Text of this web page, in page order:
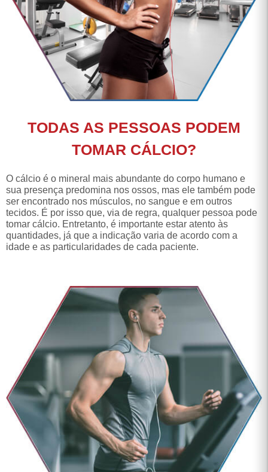
TODAS AS PESSOAS PODEM
TOMAR CÁLCIO?
O cálcio é o mineral mais abundante do corpo humano e
sua presença predomina nos ossos, mas ele também pode
ser encontrado nos músculos, no sangue e em outros
tomar cálcio. Entretanto, é importante estar atento às
quantidades, já que a indicação varia de acordo com a
idade e as particularidades de cada paciente.